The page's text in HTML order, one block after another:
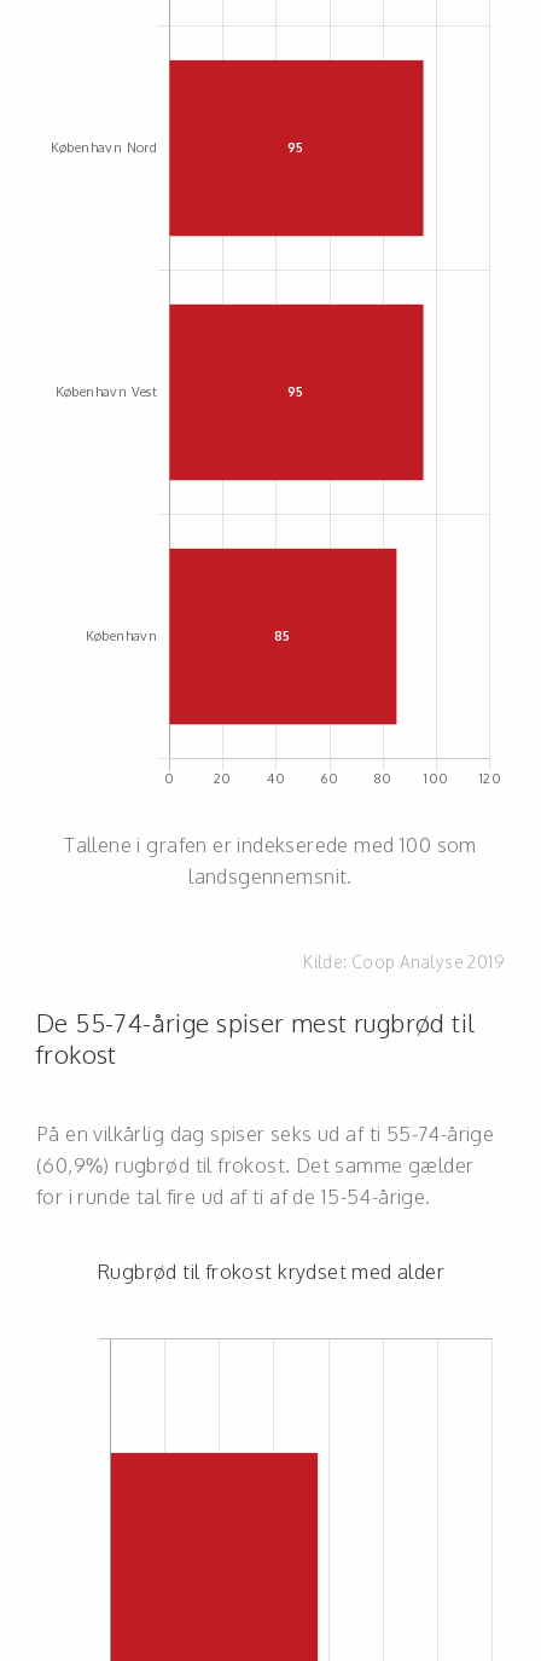
Tallene i grafen er indekserede med 100 som
landsgennemsnit.
Kilde: Coop Analyse 2019
De 55-74-årige spiser mest rugbrød til
frokost
På en vilkårlig dag spiser seks ud af ti 55-74-årige
(60,9%) rugbrød til frokost. Det samme gælder
for i runde tal fire ud af ti af de 15-54-årige.
Rugbrød til frokost krydset med alder